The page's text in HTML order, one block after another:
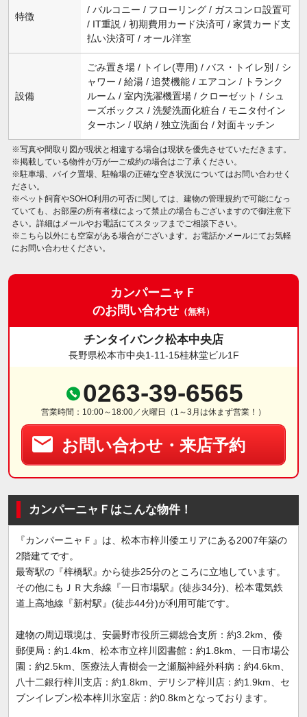
特徴
/ バルコニー / フローリング / ガスコンロ設置可
/ IT重説 / 初期費用カード決済可 / 家賃カード支
払い決済可 / オール洋室
設備
ごみ置き場 / トイレ(専用) / バス・トイレ別 / シ
ャワー / 給湯 / 追焚機能 / エアコン / トランク
ルーム / 室内洗濯機置場 / クローゼット / シュ
ーズボックス / 洗髪洗面化粧台 / モニタ付イン
ターホン / 収納 / 独立洗面台 / 対面キッチン
※写真や間取り図が現状と相違する場合は現状を優先させていただきます。
※掲載している物件が万が一ご成約の場合はご了承ください。
※駐車場、バイク置場、駐輪場の正確な空き状況についてはお問い合わせく
ださい。
※ペット飼育やSOHO利用の可否に関しては、建物の管理規約で可能になっ
ていても、お部屋の所有者様によって禁止の場合もございますので御注意下
さい。詳細はメールやお電話にてスタッフまでご相談下さい。
※こちら以外にも空室がある場合がございます。お電話かメールにてお気軽
にお問い合わせください。
カンパーニャＦ
のお問い合わせ （無料）
チンタイバンク松本中央店
長野県松本市中央1-11-15桂林堂ビル1F
0263-39-6565
営業時間：10:00～18:00／火曜日（1～3月は休まず営業！）
お問い合わせ・来店予約
カンパーニャＦはこんな物件！
『カンパーニャＦ』は、松本市梓川倭エリアにある2007年築の
2階建てです。
最寄駅の『梓橋駅』から徒歩25分のところに立地しています。
その他にもＪＲ大糸線『一日市場駅』(徒歩34分)、松本電気鉄
道上高地線『新村駅』(徒歩44分)が利用可能です。
建物の周辺環境は、安曇野市役所三郷総合支所：約3.2km、倭
郵便局：約1.4km、松本市立梓川図書館：約1.8km、一日市場公
園：約2.5km、医療法人青樹会一之瀬脳神経外科病：約4.6km、
八十二銀行梓川支店：約1.8km、デリシア梓川店：約1.9km、セ
ブンイレブン松本梓川氷室店：約0.8kmとなっております。